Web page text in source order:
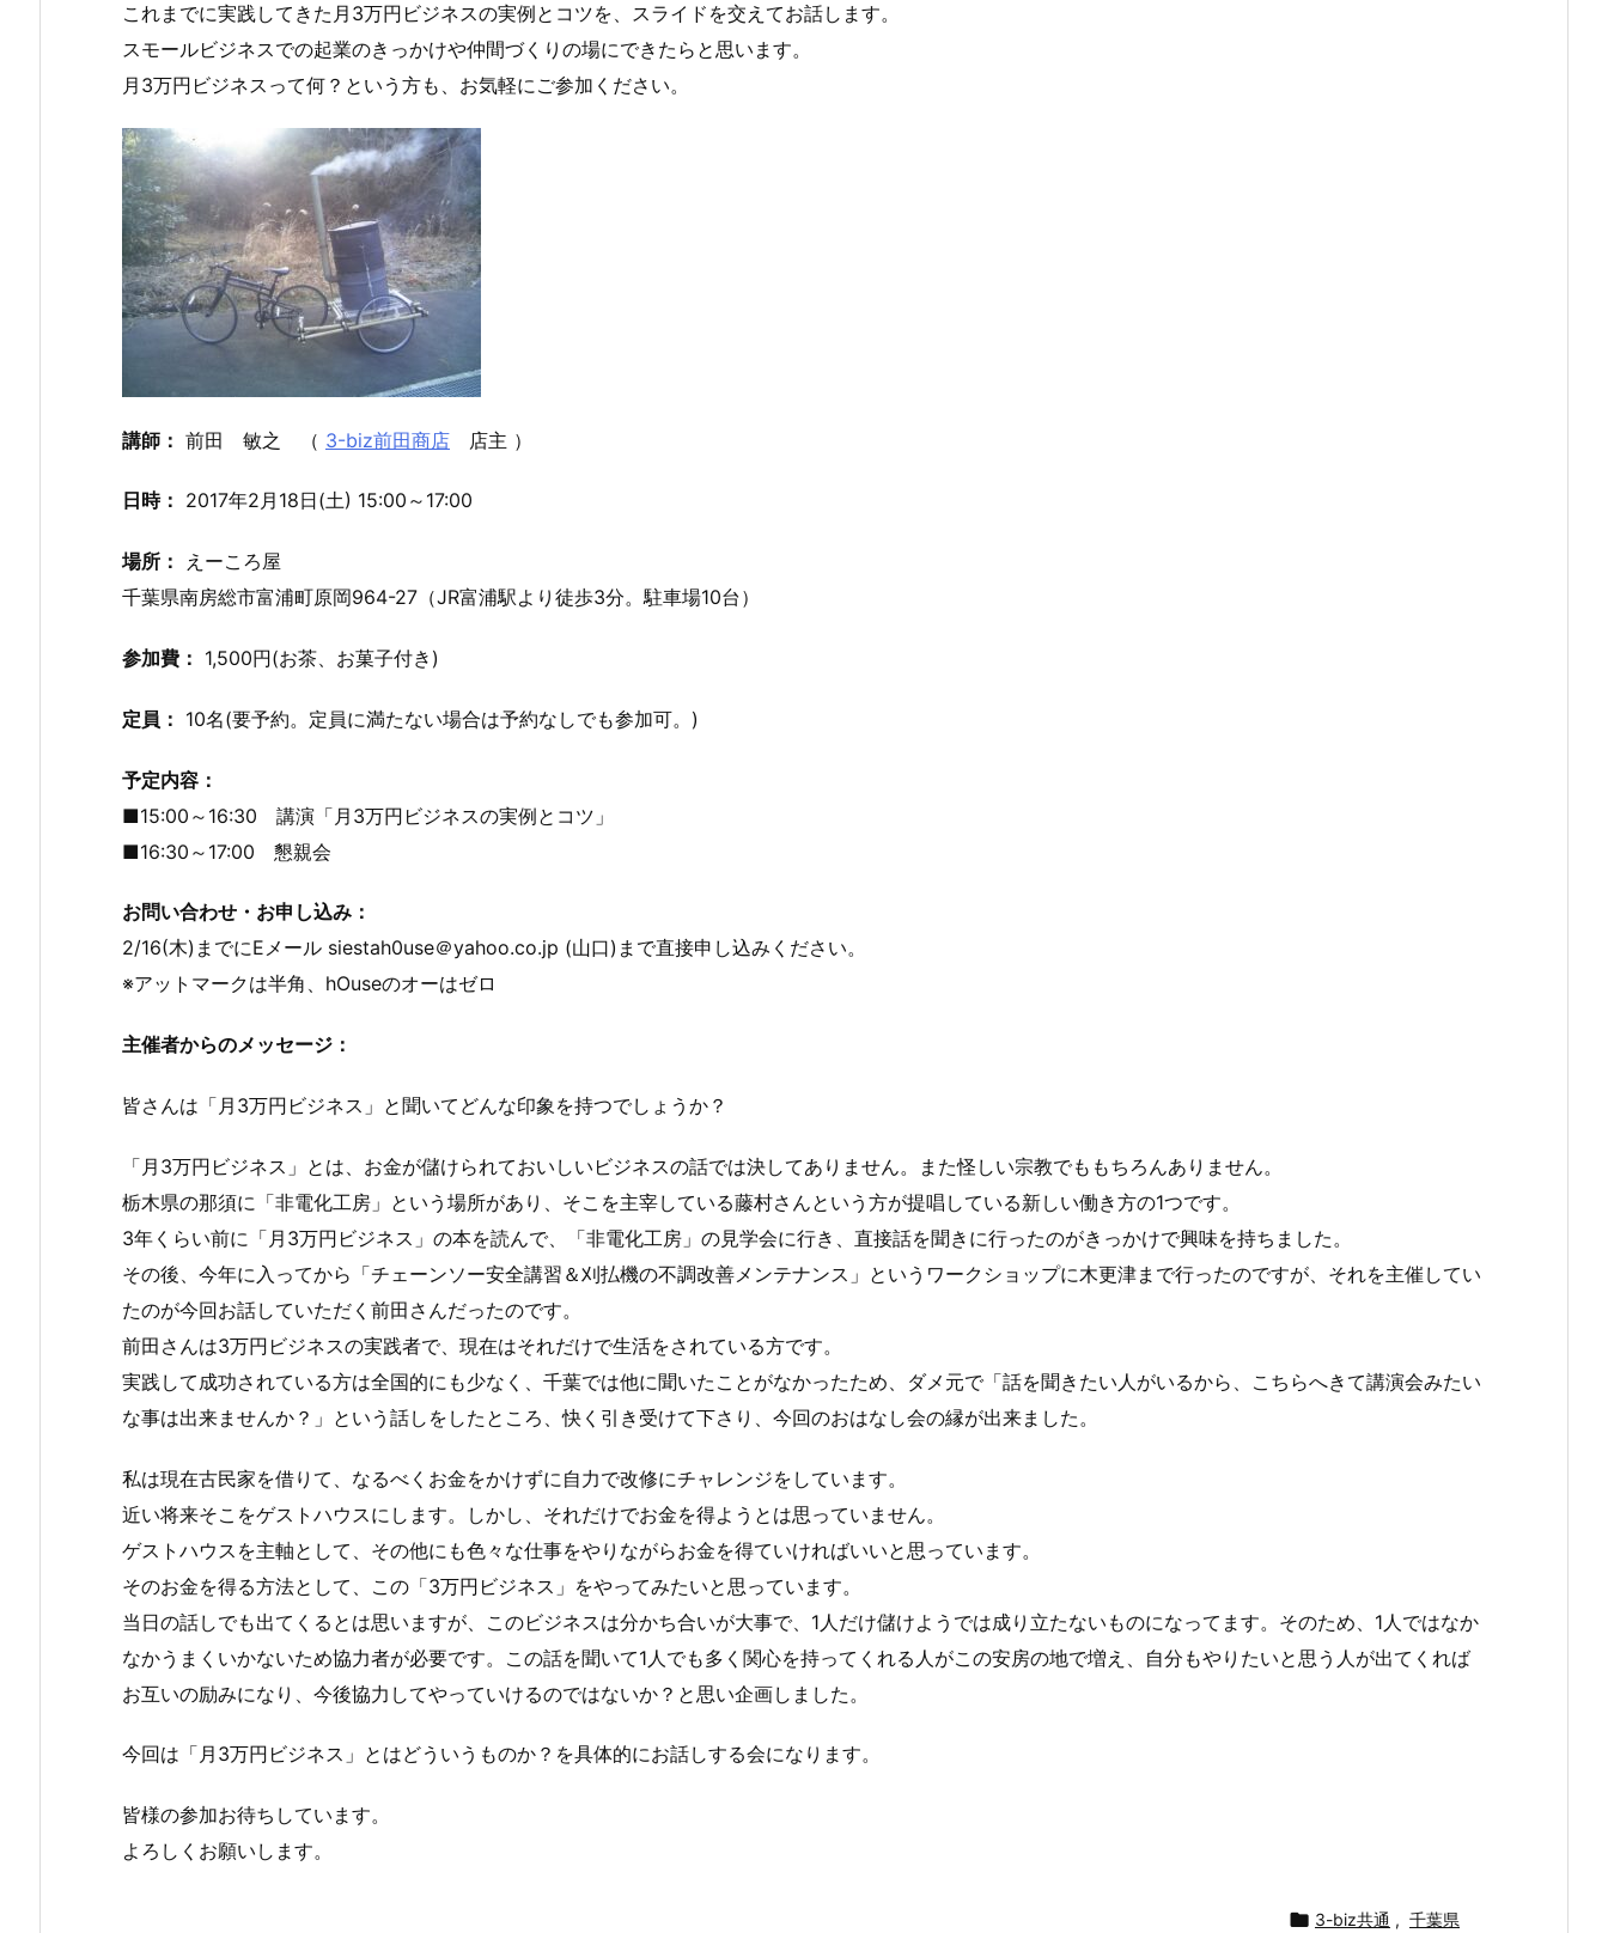
これまでに実践してきた月3万円ビジネスの実例とコツを、スライドを交えてお話します。
スモールビジネスでの起業のきっかけや仲間づくりの場にできたらと思います。
月3万円ビジネスって何？という方も、お気軽にご参加ください。
講師： 前田 敏之 （ 3-biz前田商店 店主 ）
日時： 2017年2月18日(土) 15:00～17:00
場所：
えーころ屋
千葉県南房総市富浦町原岡964-27（JR富浦駅より徒歩3分。駐車場10台）
参加費： 1,500円(お茶、お菓子付き)
定員： 10名(要予約。定員に満たない場合は予約なしでも参加可。)
予定内容：
■15:00～16:30 講演「月3万円ビジネスの実例とコツ」
■16:30～17:00 懇親会
お問い合わせ・お申し込み：
2/16(木)までにEメール siestah0use＠yahoo.co.jp (山口)まで直接申し込みください。
※アットマークは半角、hOuseのオーはゼロ
主催者からのメッセージ：
皆さんは「月3万円ビジネス」と聞いてどんな印象を持つでしょうか？
「月3万円ビジネス」とは、お金が儲けられておいしいビジネスの話では決してありません。また怪しい宗教でももちろんありません。
栃木県の那須に「非電化工房」という場所があり、そこを主宰している藤村さんという方が提唱している新しい働き方の1つです。
3年くらい前に「月3万円ビジネス」の本を読んで、「非電化工房」の見学会に行き、直接話を聞きに行ったのがきっかけで興味を持ちました。
その後、今年に入ってから「チェーンソー安全講習＆刈払機の不調改善メンテナンス」というワークショップに木更津まで行ったのですが、それを主催してい
たのが今回お話していただく前田さんだったのです。
前田さんは3万円ビジネスの実践者で、現在はそれだけで生活をされている方です。
実践して成功されている方は全国的にも少なく、千葉では他に聞いたことがなかったため、ダメ元で「話を聞きたい人がいるから、こちらへきて講演会みたい
な事は出来ませんか？」という話しをしたところ、快く引き受けて下さり、今回のおはなし会の縁が出来ました。
私は現在古民家を借りて、なるべくお金をかけずに自力で改修にチャレンジをしています。
近い将来そこをゲストハウスにします。しかし、それだけでお金を得ようとは思っていません。
ゲストハウスを主軸として、その他にも色々な仕事をやりながらお金を得ていければいいと思っています。
そのお金を得る方法として、この「3万円ビジネス」をやってみたいと思っています。
当日の話しでも出てくるとは思いますが、このビジネスは分かち合いが大事で、1人だけ儲けようでは成り立たないものになってます。そのため、1人ではなか
なかうまくいかないため協力者が必要です。この話を聞いて1人でも多く関心を持ってくれる人がこの安房の地で増え、自分もやりたいと思う人が出てくれば
お互いの励みになり、今後協力してやっていけるのではないか？と思い企画しました。
今回は「月3万円ビジネス」とはどういうものか？を具体的にお話しする会になります。
皆様の参加お待ちしています。
よろしくお願いします。
 3-biz共通 , 千葉県